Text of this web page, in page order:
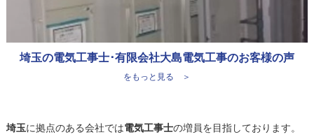
埼玉の電気工事士･有限会社大島電気工事のお客様の声
をもっと見る ＞
埼玉に拠点のある会社では電気工事士の増員を目指しております。